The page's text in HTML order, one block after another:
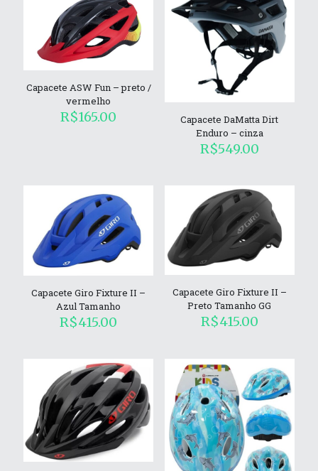
Capacete ASW Fun – preto /
vermelho
R$165.00
Capacete DaMatta Dirt
Enduro – cinza
R$549.00
Capacete Giro Fixture II –
Azul Tamanho
R$415.00
Capacete Giro Fixture II –
Preto Tamanho GG
R$415.00